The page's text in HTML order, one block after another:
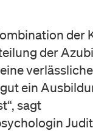
der
der
ein
sagt